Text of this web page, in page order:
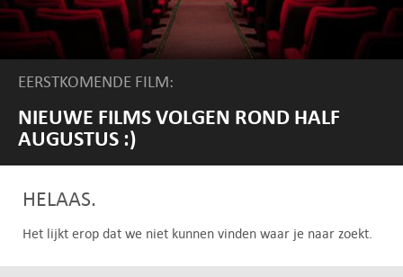
EERSTKOMENDE FILM:
NIEUWE FILMS VOLGEN ROND HALF
AUGUSTUS :)
HELAAS.
Het lijkt erop dat we niet kunnen vinden waar je naar zoekt.